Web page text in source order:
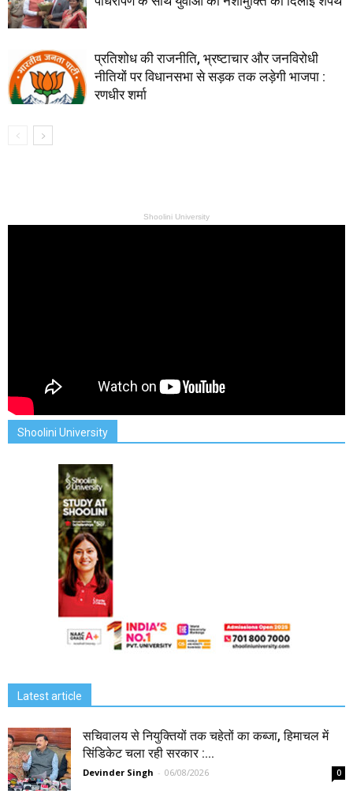
प्रतिशोध की राजनीति, भ्रष्टाचार और जनविरोधी
नीतियों पर विधानसभा से सड़क तक लड़ेगी भाजपा :
रणधीर शर्मा
Shoolini University
Shoolini University
Latest article
सचिवालय से नियुक्तियों तक चहेतों का कब्जा, हिमाचल में
सिंडिकेट चला रही सरकार :...
Devinder Singh - 06/08/2026 0